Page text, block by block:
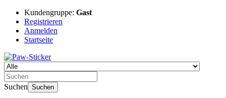
Kundengruppe: Gast
Registrieren
Anmelden
Startseite
Suchen Suchen